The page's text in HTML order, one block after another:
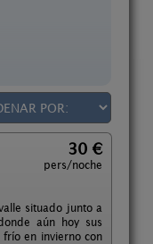
30 €
pers/noche
situado junto a
aún hoy sus
en invierno con